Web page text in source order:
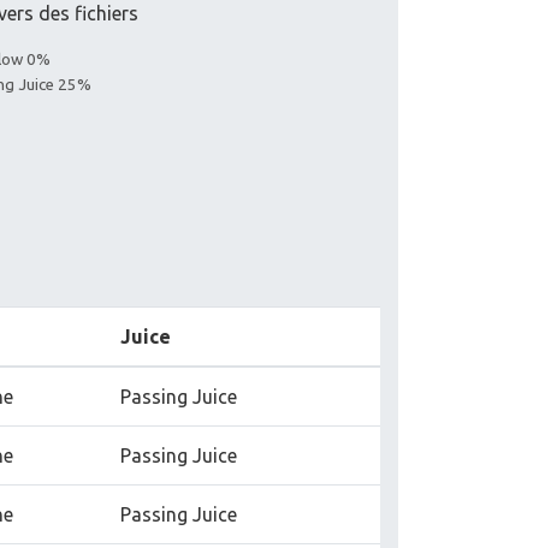
des fichiers
0%
Juice 25%
Juice
Passing Juice
Passing Juice
Passing Juice